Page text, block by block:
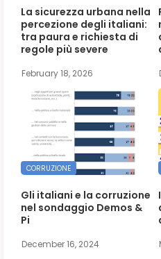
La sicurezza urbana nella
percezione degli italiani:
tra paura e richiesta di
regole più severe
February 18, 2026
CORRUZIONE
Gli italiani e la corruzione
nel sondaggio Demos &
Pi
December 16, 2024